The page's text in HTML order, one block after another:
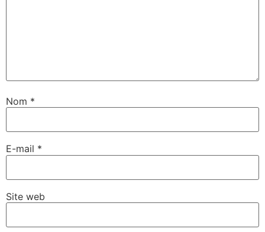
Nom *
E-mail *
Site web